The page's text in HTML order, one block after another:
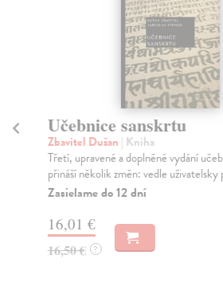
Učebnice sanskrtu
Zbavitel Dušan | Kniha
Třetí, upravené a doplněné vydání
přináší několik změn: vedle uživatelsky
Zasielame do 12 dní
16,01 €
16,50 € ?